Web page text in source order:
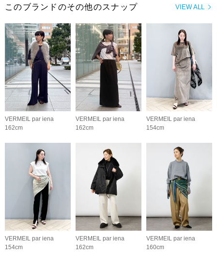
VIEW ALL
このブランドのその他のスナップ
VERMEIL par iena
162cm
VERMEIL par iena
162cm
VERMEIL par iena
154cm
VERMEIL par iena
154cm
VERMEIL par iena
162cm
VERMEIL par iena
160cm